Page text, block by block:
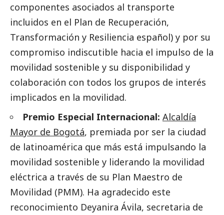
componentes asociados al transporte
incluidos en el Plan de Recuperación,
Transformación y Resiliencia español) y por su
compromiso indiscutible hacia el impulso de la
movilidad sostenible y su disponibilidad y
colaboración con todos los grupos de interés
implicados en la movilidad.
Premio Especial Internacional: Alcaldía
Mayor de Bogotá, premiada por ser la ciudad
de latinoamérica que más está impulsando la
movilidad sostenible y liderando la movilidad
eléctrica a través de su Plan Maestro de
Movilidad (PMM). Ha agradecido este
reconocimiento Deyanira Ávila, secretaria de